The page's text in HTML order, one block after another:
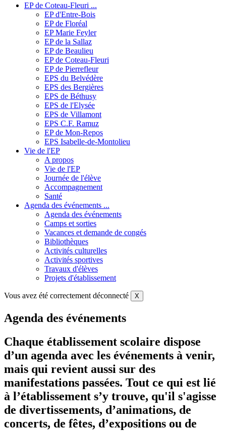
EP de Coteau-Fleuri ...
EP d'Entre-Bois
EP de Floréal
EP Marie Feyler
EP de la Sallaz
EP de Beaulieu
EP de Coteau-Fleuri
EP de Pierrefleur
EPS du Belvédère
EPS des Bergières
EPS de Béthusy
EPS de l'Elysée
EPS de Villamont
EPS C.F. Ramuz
EP de Mon-Repos
EPS Isabelle-de-Montolieu
Vie de l'EP
A propos
Vie de l'EP
Journée de l'élève
Accompagnement
Santé
Agenda des événements ...
Agenda des événements
Camps et sorties
Vacances et demande de congés
Bibliothèques
Activités culturelles
Activités sportives
Travaux d'élèves
Projets d'établissement
Vous avez été correctement déconnecté X
Agenda des événements
Chaque établissement scolaire dispose
d’un agenda avec les événements à venir,
mais qui revient aussi sur des
manifestations passées. Tout ce qui est lié
à l’établissement s’y trouve, qu'il s'agisse
de divertissements, d’animations, de
concerts, de fêtes, d’expositions ou de